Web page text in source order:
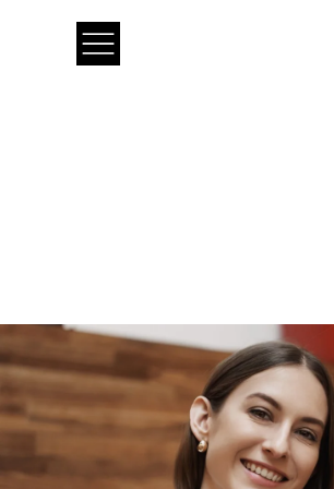
Midias Socias
Retenção
Cobrança
Back-office
Body Shop